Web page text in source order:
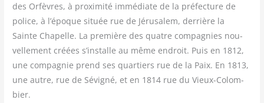
des Orfèvres, à proxi­mi­té immé­diate de la pré­fec­ture de
police, à l’époque située rue de Jéru­sa­lem, der­rière la
Sainte Cha­pelle. La pre­mière des quatre com­pa­gnies nou­
vel­le­ment créées s’installe au même endroit. Puis en 1812,
une com­pa­gnie prend ses quar­tiers rue de la Paix. En 1813,
une autre, rue de Sévi­gné, et en 1814 rue du Vieux-Colom­
bier.